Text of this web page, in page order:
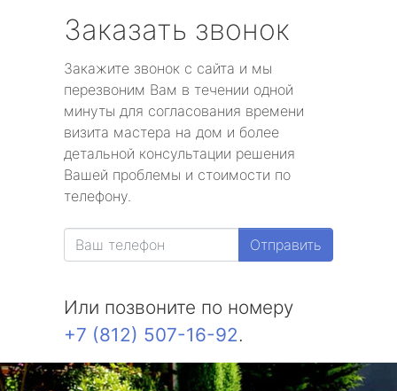
Заказать звонок
Закажите звонок с сайта и мы
перезвоним Вам в течении одной
минуты для согласования времени
визита мастера на дом и более
детальной консультации решения
Вашей проблемы и стоимости по
телефону.
Отправить
Или позвоните по номеру
+7 (812) 507-16-92.